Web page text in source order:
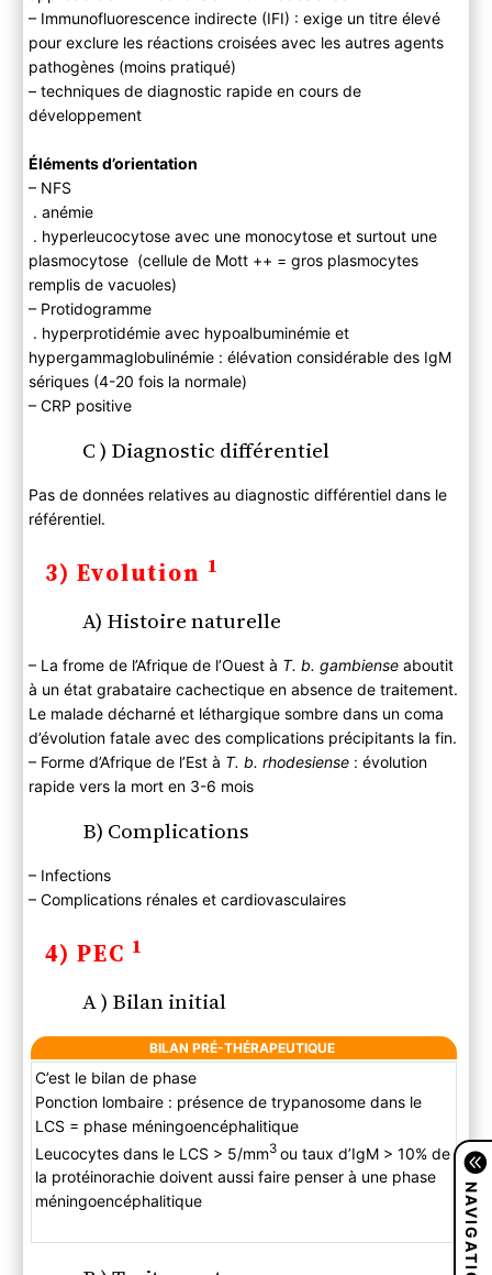
– Immunofluorescence indirecte (IFI) : exige un titre élevé
pour exclure les réactions croisées avec les autres agents
pathogènes (moins pratiqué)
– techniques de diagnostic rapide en cours de
développement
Éléments d’orientation
– NFS
. anémie
. hyperleucocytose avec une monocytose et surtout une
plasmocytose (cellule de Mott ++ = gros plasmocytes
remplis de vacuoles)
– Protidogramme
. hyperprotidémie avec hypoalbuminémie et
hypergammaglobulinémie : élévation considérable des IgM
sériques (4-20 fois la normale)
– CRP positive
C ) Diagnostic différentiel
Pas de données relatives au diagnostic différentiel dans le
référentiel.
3) Evolution 1
A) Histoire naturelle
– La frome de l’Afrique de l’Ouest à T. b. gambienseaboutit
à un état grabataire cachectique en absence de traitement.
Le malade décharné et léthargique sombre dans un coma
d’évolution fatale avec des complications précipitants la fin.
– Forme d’Afrique de l’Est à T. b. rhodesiense : évolution
rapide vers la mort en 3-6 mois
B) Complications
– Infections
– Complications rénales et cardiovasculaires
4) PEC 1
A ) Bilan initial
BILAN PRÉ-THÉRAPEUTIQUE
C’est le bilan de phase
Ponction lombaire : présence de trypanosome dans le
LCS = phase méningoencéphalitique
Leucocytes dans le LCS > 5/mm3 ou taux d’IgM > 10% de
la protéinorachie doivent aussi faire penser à une phase
méningoencéphalitique
NAVIGATION